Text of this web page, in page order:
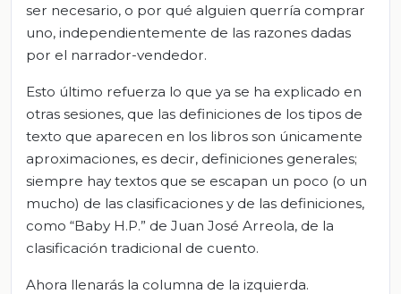
ser necesario, o por qué alguien querría comprar
uno, independientemente de las razones dadas
por el narrador-vendedor.
Esto último refuerza lo que ya se ha explicado en
otras sesiones, que las definiciones de los tipos de
texto que aparecen en los libros son únicamente
aproximaciones, es decir, definiciones generales;
siempre hay textos que se escapan un poco (o un
mucho) de las clasificaciones y de las definiciones,
como “Baby H.P.” de Juan José Arreola, de la
clasificación tradicional de cuento.
Ahora llenarás la columna de la izquierda.